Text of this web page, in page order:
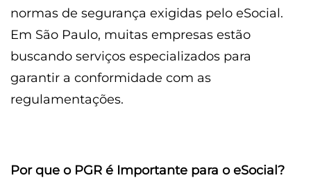
normas de segurança exigidas pelo eSocial.
Em São Paulo, muitas empresas estão
buscando serviços especializados para
garantir a conformidade com as
regulamentações.
Por que o PGR é Importante para o eSocial?